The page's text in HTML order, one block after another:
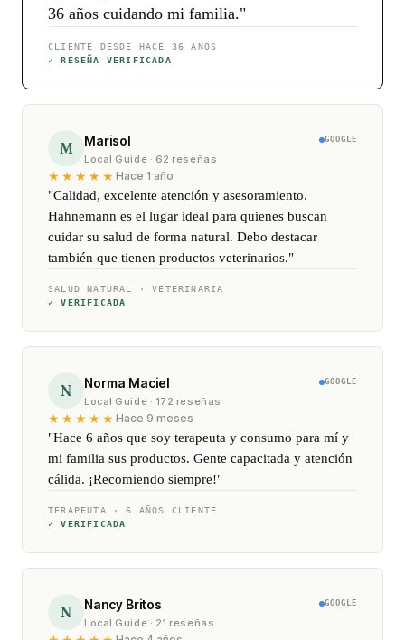
36 años cuidando mi familia."
CLIENTE DESDE HACE 36 AÑOS
✓ RESEÑA VERIFICADA
M Marisol
Local Guide · 62 reseñas
GOOGLE
★★★★★ Hace 1 año
"Calidad, excelente atención y asesoramiento.
Hahnemann es el lugar ideal para quienes buscan
cuidar su salud de forma natural. Debo destacar
también que tienen productos veterinarios."
SALUD NATURAL · VETERINARIA
✓ VERIFICADA
N Norma Maciel
Local Guide · 172 reseñas
GOOGLE
★★★★★ Hace 9 meses
"Hace 6 años que soy terapeuta y consumo para mí y
mi familia sus productos. Gente capacitada y atención
cálida. ¡Recomiendo siempre!"
TERAPEUTA · 6 AÑOS CLIENTE
✓ VERIFICADA
N Nancy Britos
Local Guide · 21 reseñas
GOOGLE